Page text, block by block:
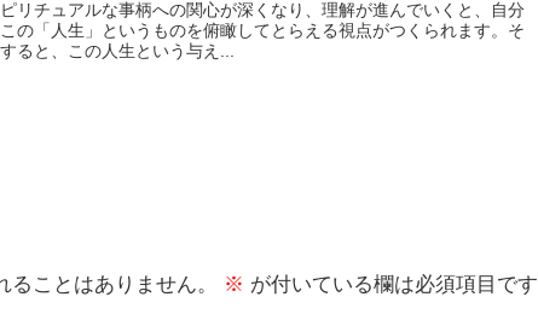
リチュアルな事柄への関心が深くなり、理解が進んでいくと、自分
の「人生」というものを俯瞰してとらえる視点がつくられます。そ
ると、この人生という与え...
ことはありません。 ※ が付いている欄は必須項目です